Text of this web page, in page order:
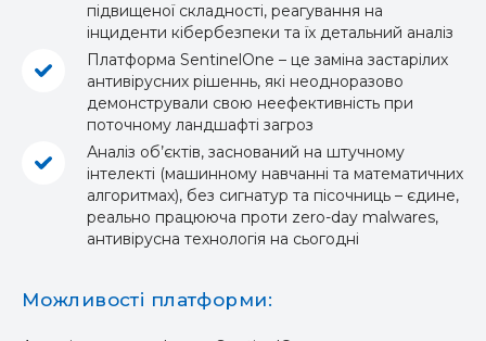
підвищеної складності, реагування на
інциденти кібербезпеки та їх детальний аналіз
Платформа SentinelOne – це заміна застарілих
антивірусних рішеннь, які неодноразово
демонстрували свою неефективність при
поточному ландшафті загроз
Аналіз об’єктів, заснований на штучному
інтелекті (машинному навчанні та математичних
алгоритмах), без сигнатур та пісочниць – єдине,
реально працююча проти zero-day malwares,
антивірусна технологія на сьогодні
Можливості платформи: